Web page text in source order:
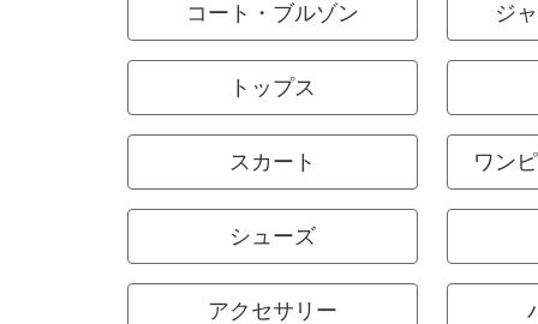
コート・ブルゾン ジ
トップス
スカート ワン
シューズ
アクセサリー